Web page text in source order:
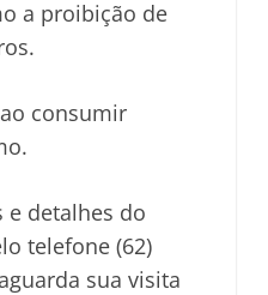
a proibição de
consumir
e detalhes do
telefone (62)
sua visita